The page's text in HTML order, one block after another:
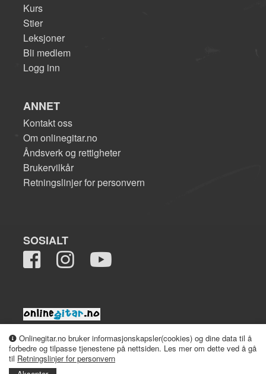
Onlinegitar.no bruker informasjonskapsler(cookies) og dine data til å
forbedre og tilpasse tjenestene på nettsiden. Les mer om dette ved å gå
til Retningslinjer for personvern
Kurs
Stier
Leksjoner
Bli medlem
Logg inn
ANNET
Kontakt oss
Om onlinegitar.no
Åndsverk og rettigheter
Brukervilkår
Retningslinjer for personvern
SOSIALT
2008-2026 onlinegitar.no